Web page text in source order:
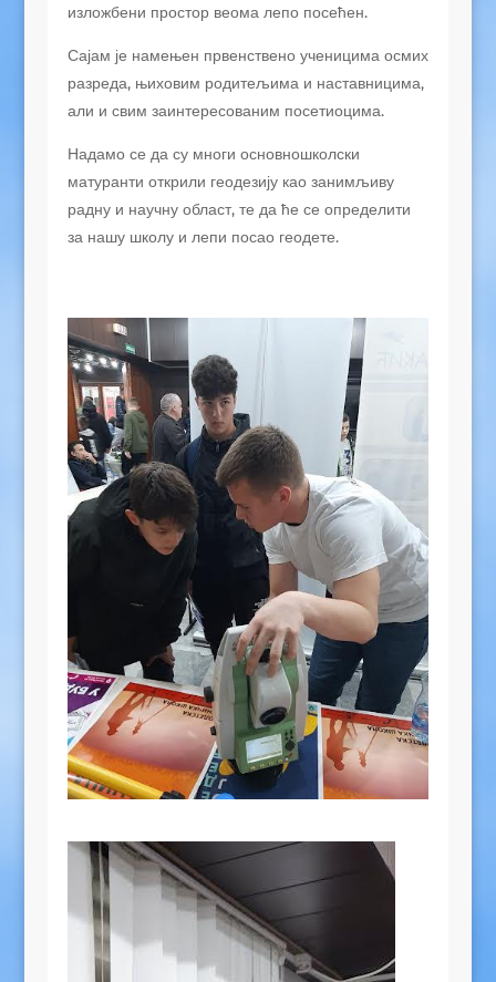
изложбени простор веома лепо посећен.
Сајам је намењен првенствено ученицима осмих
разреда, њиховим родитељима и наставницима,
али и свим заинтересованим посетиоцима.
Надамо се да су многи основношколски
матуранти открили геодезију као занимљиву
радну и научну област, те да ће се определити
за нашу школу и лепи посао геодете.